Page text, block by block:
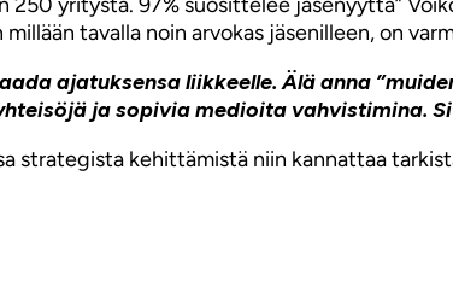
tavalla noin arvokas jäsenilleen, on
ajatuksensa liikkeelle. Älä anna
ja sopivia medioita vahvistimina.
strategista kehittämistä niin kannattaa